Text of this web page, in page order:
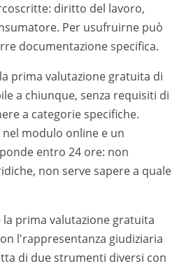
diritto del lavoro,
Per usufruirne può
documentazione specifica.
prima valutazione gratuita di
a chiunque, senza requisiti di
a categorie specifiche.
modulo online e un
entro 24 ore: non
non serve sapere a quale
prima valutazione gratuita
l'rappresentanza giudiziaria
di due strumenti diversi con